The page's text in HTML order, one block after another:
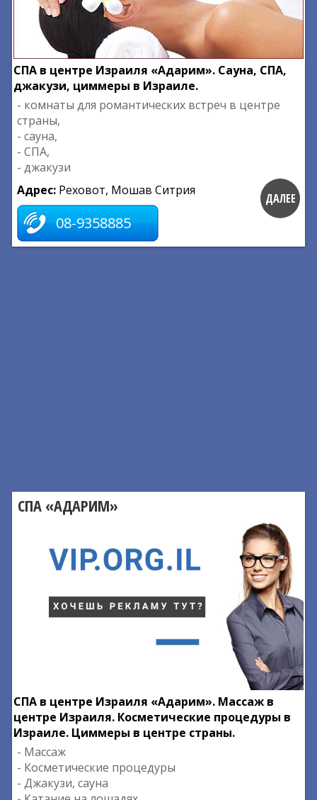
СПА в центре Израиля «Адарим». Сауна, СПА,
джакузи, циммеры в Израиле.
- комнаты для романтических встреч в центре
страны,
- сауна,
- СПА,
- джакузи
Адрес: Реховот, Мошав Ситрия
08-9358885
ДАЛЕЕ
СПА «АДАРИМ»
СПА в центре Израиля «Адарим». Массаж в
центре Израиля. Косметические процедуры в
Израиле. Циммеры в центре страны.
- Массаж
- Косметические процедуры
- Джакузи, сауна